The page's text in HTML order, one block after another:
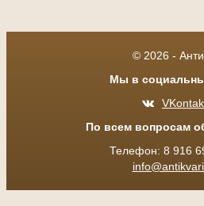
© 2026 -
Мы в
По всем вопросам
Телефон: 8 916